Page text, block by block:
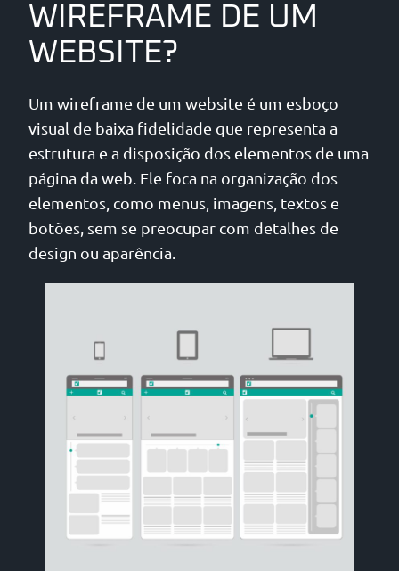
WIREFRAME DE UM
WEBSITE?
Um wireframe de um website é um esboço
visual de baixa fidelidade que representa a
estrutura e a disposição dos elementos de uma
página da web. Ele foca na organização dos
elementos, como menus, imagens, textos e
botões, sem se preocupar com detalhes de
design ou aparência.